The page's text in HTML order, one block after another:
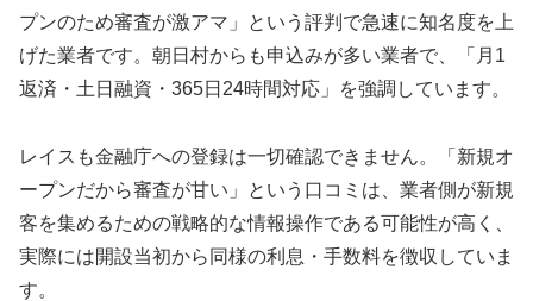
プンのため審査が激アマ」という評判で急速に知名度を上
げた業者です。朝日村からも申込みが多い業者で、「月1
返済・土日融資・365日24時間対応」を強調しています。
レイスも金融庁への登録は一切確認できません。「新規オ
ープンだから審査が甘い」という口コミは、業者側が新規
客を集めるための戦略的な情報操作である可能性が高く、
実際には開設当初から同様の利息・手数料を徴収していま
す。